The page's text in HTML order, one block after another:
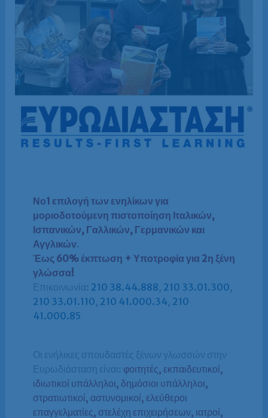
Νο1 επιλογή των ενηλίκων για
μοριοδοτούμενη πιστοποίηση Ιταλικών,
Ισπανικών, Γαλλικών, Γερμανικών και
Αγγλικών.
Έως 60% έκπτωση + Υποτροφία για 2η ξένη
γλώσσα!
Επικοινωνία: 210 38.44.888 210 33.01.300
210 33.01.110 210 41.000.34, 210
41.000.85
Οι ενήλικες σπουδαστές ξένων γλωσσών στην
Ευρωδιάσταση είναι: φοιτητές, εκπαιδευτικοί,
ιδιωτικοί υπάλληλοι, δημόσιοι υπάλληλοι,
στρατιωτικοί, αστυνομικοί, ελεύθεροι
επαγγελματίες, στελέχη επιχειρήσεων, ιατροί,